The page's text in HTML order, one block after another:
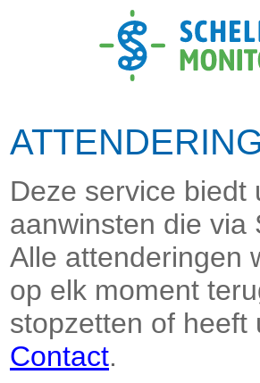
Deze service biedt
aanwinsten die via
Alle attenderingen
op elk moment
stopzetten of heeft
Contact.